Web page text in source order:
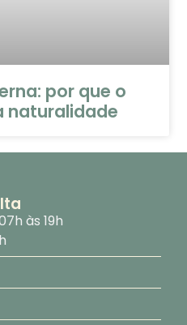
por que o
naturalidade
às 19h